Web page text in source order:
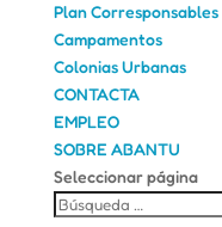
Plan Corresponsables
Campamentos
Colonias Urbanas
CONTACTA
EMPLEO
SOBRE ABANTU
Seleccionar página